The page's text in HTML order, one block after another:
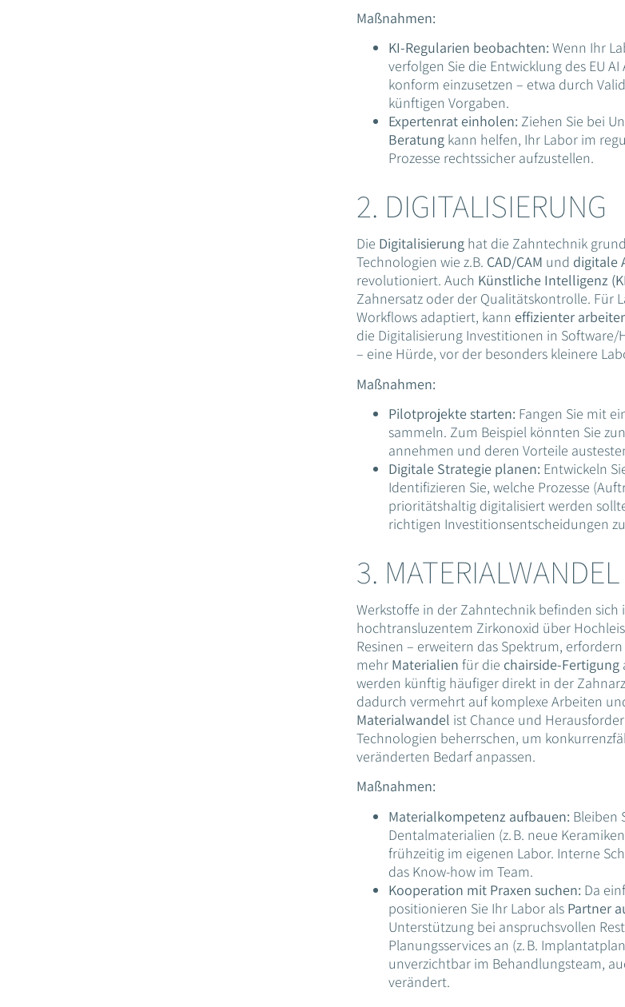
Maßnahmen:
KI-Regularien beobachten: Wenn Ihr
verfolgen Sie die Entwicklung des EU
konform einzusetzen – etwa durch
künftigen Vorgaben.
Expertenrat einholen: Ziehen Sie bei
Beratung kann helfen, Ihr Labor im
Prozesse rechtssicher aufzustellen.
2. DIGITALISIERUNG
Die Digitalisierung hat die Zahntechnik
Technologien wie z.B. CAD/CAM und digitale
revolutioniert. Auch Künstliche Intelligenz
Zahnersatz oder der Qualitätskontrolle. Für
Workflows adaptiert, kann effizienter
die Digitalisierung Investitionen in
– eine Hürde, vor der besonders kleinere
Maßnahmen:
Pilotprojekte starten: Fangen Sie mit
sammeln. Zum Beispiel könnten Sie
annehmen und deren Vorteile
Digitale Strategie planen: Entwickeln
Identifizieren Sie, welche Prozesse
prioritätshaltig digitalisiert werden
richtigen Investitionsentscheidungen
3. MATERIALWANDEL
Werkstoffe in der Zahntechnik befinden sich
hochtransluzentem Zirkonoxid über
Resinen – erweitern das Spektrum,
mehr Materialien für die chairside-Fertigung
werden künftig häufiger direkt in der
dadurch vermehrt auf komplexe Arbeiten
Materialwandel ist Chance und
Technologien beherrschen, um
veränderten Bedarf anpassen.
Maßnahmen:
Materialkompetenz aufbauen: Bleiben
Dentalmaterialien (z. B. neue
frühzeitig im eigenen Labor. Interne
das Know-how im Team.
Kooperation mit Praxen suchen: Da
positionieren Sie Ihr Labor als Partner
Unterstützung bei anspruchsvollen
Planungsservices an (z. B.
unverzichtbar im Behandlungsteam,
verändert.